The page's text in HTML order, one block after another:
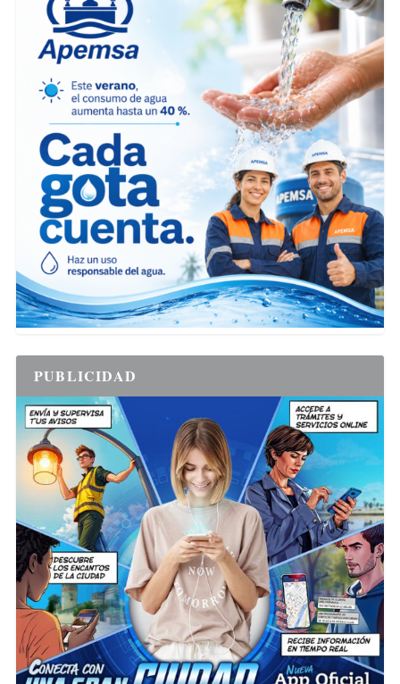
PUBLICIDAD